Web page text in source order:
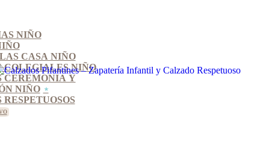
NIÑO
CASA NIÑO
COLEGIALES NIÑO
CEREMONIA Y
NIÑO
RESPETUOSOS